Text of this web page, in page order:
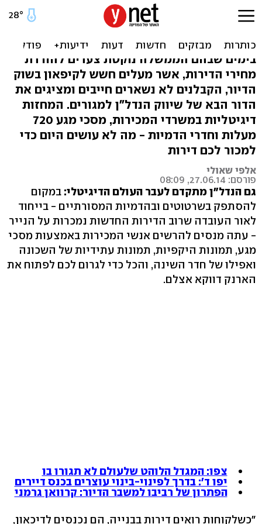
מסכי מגע והדמיות: כך
משווקים היום דירות
בימים שבהם הממשלה נוקטת צעדים להורדת
מחירי הדירות, אשר מעלים חשש לקיפאון בשוק
הדיור, הקבלנים לא נשארים חייבים ומציגים את
הדור הבא של שיווק הנדל"ן למגורים. המחזות
דיגיטליות במשרדי המכירות, מסכי מגע 720
מעלות וחדרי הדמיות - מה לא עושים היום כדי
למכור לכם דירות
אלפי שאולי
פורסם: 27.06.14, 08:09
גם הנדל"ן מתקדם לעבר העולם הדיגיטלי: במקום
להסתפק בשרטוטים ובהדמיות המסורתיים - בייחוד
לאור העובדה שרוב הדירות החדשות נמכרות על הנייר
- עתה מנסים להרשים אנשי המכירות באמצעות מסכי
מגע, תמונות היקפיות, תמונות עתידיות של השכונה
ואפילו של חדר השינה, והכל כדי לגרום לכם לפתוח את
הארנק דווקא אצלם.
צפו: המגדל הלוהט שלעולם לא תגורו בו
יפו ד': בדרך לפינוי-בינוי עוצרים בכנס דיירים
הפתרון של רביבו למשבר הדיור: קרוואן גרמני
"כשלקוחות רואים דירות בבנייה, הם נכנסים לדיכאון,